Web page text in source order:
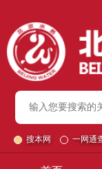
搜本网 一网通